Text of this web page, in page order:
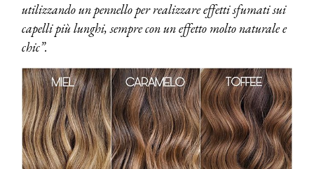
utilizzando un pennello per realizzare effetti sfumati sui
capelli più lunghi, sempre con un effetto molto naturale e
chic”.